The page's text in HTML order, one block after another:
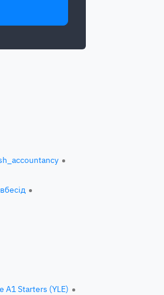
A1 Starters (YLE)